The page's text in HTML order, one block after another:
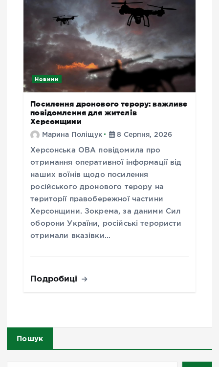
Новини
Посилення дронового терору: важливе
повідомлення для жителів
Херсонщини
Марина Поліщук 8 Серпня, 2026
Херсонська ОВА повідомила про
отримання оперативної інформації від
наших воїнів щодо посилення
російського дронового терору на
території правобережної частини
Херсонщини. Зокрема, за даними Сил
оборони України, російські терористи
отримали вказівки…
Подробиці
Пошук